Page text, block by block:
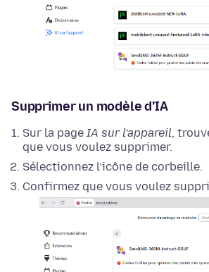
Supprimer un modèle d’IA
Sur la page IA sur l’appareil,
que vous voulez supprimer.
Sélectionnez l’icône de corbeille.
Confirmez que vous voulez